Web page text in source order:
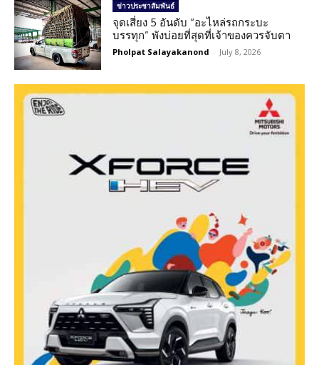
ข่าวประชาสัมพันธ์
จุดเสี่ยง 5 อันดับ “อะไหล่รถกระบะ
บรรทุก” พังบ่อยที่สุดที่เจ้าของควรจับตา
Pholpat Salayakanond - July 8, 2026